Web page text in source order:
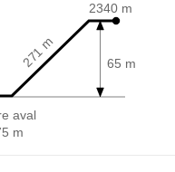
aval
m
2340 m
65 m
271 m